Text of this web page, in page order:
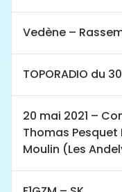
Vedène –
TOPORADIO du
20 mai 2021 –
Thomas Pesquet
Moulin (Les